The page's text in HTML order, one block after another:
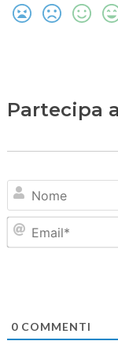
Partecipa
0COMMENTI